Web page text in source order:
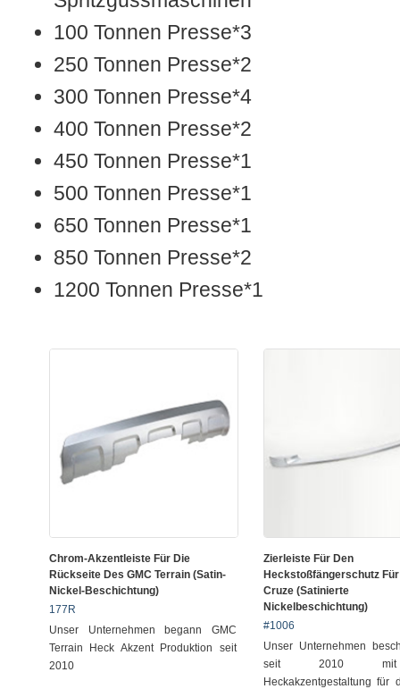
100 Tonnen Presse*3
250 Tonnen Presse*2
300 Tonnen Presse*4
400 Tonnen Presse*2
450 Tonnen Presse*1
500 Tonnen Presse*1
650 Tonnen Presse*1
850 Tonnen Presse*2
1200 Tonnen Presse*1
Chrom-Akzentleiste Für Die
Rückseite Des GMC Terrain (Satin-
Nickel-Beschichtung)
177R
Unser Unternehmen begann GMC
Terrain Heck Akzent Produktion seit
2010
Zierleiste Für Den
Heckstoßfängerschutz
Cruze (satinierte
Nickelbeschichtung)
#1006
Unser Unternehmen
seit 2010
Heckakzentgestaltung für